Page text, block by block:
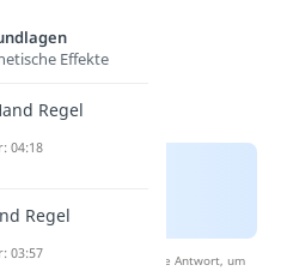
speichern wir deine Antwort, um
Effekte
Regel
04:18
Regel
03:57